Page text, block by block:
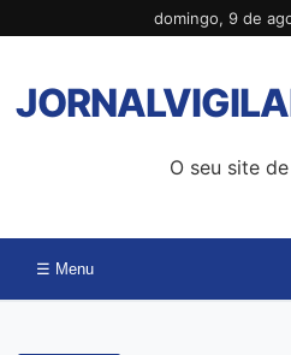
para
conteúdo
domingo, 9 de
O seu site
☰ Menu